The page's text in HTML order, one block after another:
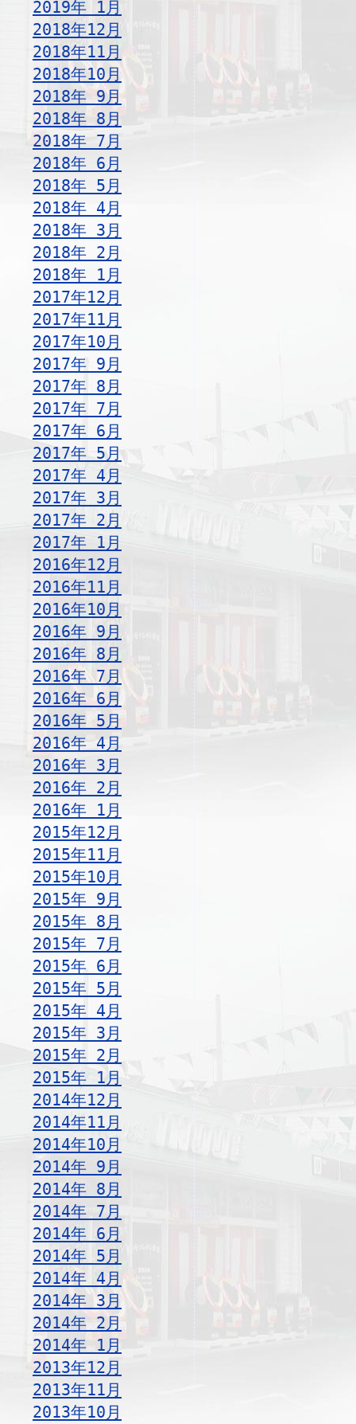
2019年 1月
2018年12月
2018年11月
2018年10月
2018年 9月
2018年 8月
2018年 7月
2018年 6月
2018年 5月
2018年 4月
2018年 3月
2018年 2月
2018年 1月
2017年12月
2017年11月
2017年10月
2017年 9月
2017年 8月
2017年 7月
2017年 6月
2017年 5月
2017年 4月
2017年 3月
2017年 2月
2017年 1月
2016年12月
2016年11月
2016年10月
2016年 9月
2016年 8月
2016年 7月
2016年 6月
2016年 5月
2016年 4月
2016年 3月
2016年 2月
2016年 1月
2015年12月
2015年11月
2015年10月
2015年 9月
2015年 8月
2015年 7月
2015年 6月
2015年 5月
2015年 4月
2015年 3月
2015年 2月
2015年 1月
2014年12月
2014年11月
2014年10月
2014年 9月
2014年 8月
2014年 7月
2014年 6月
2014年 5月
2014年 4月
2014年 3月
2014年 2月
2014年 1月
2013年12月
2013年11月
2013年10月